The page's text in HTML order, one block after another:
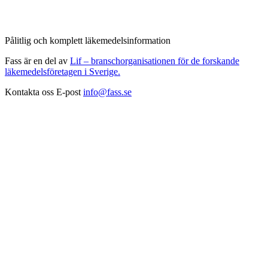
Pålitlig och komplett läkemedelsinformation
Fass är en del av Lif – branschorganisationen för de forskande
läkemedelsföretagen i Sverige.
Kontakta oss E-post info@fass.se